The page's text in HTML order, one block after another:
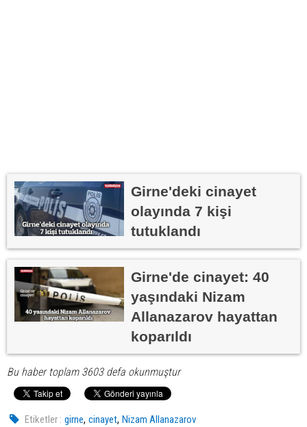
Girne'deki cinayet
olayında 7 kişi
tutuklandı
Girne'de cinayet: 40
yaşındaki Nizam
Allanazarov hayattan
koparıldı
Bu haber toplam 3603 defa okunmuştur
Etiketler : girne,cinayet,Nizam Allanazarov